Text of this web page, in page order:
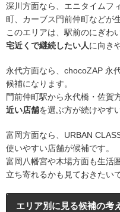
深川方面なら、エニタイムフ
町、カーブス門前仲町などが
このエリアは、駅前のにぎわ
宅近くで継続したい人に向き
永代方面なら、chocoZAP 永
候補になります。
門前仲町駅から永代橋・佐賀
近い店舗を選ぶ方が続けやす
富岡方面なら、URBAN
使いやすい店舗が候補です。
富岡八幡宮や木場方面も生活
立ち寄れるかも見ておきたい
エリア別に見る候補の考